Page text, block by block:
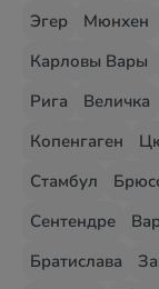
Эгер
Мюнхен
Карловы Вары
Рига
Величка
Копенгаген
Стамбул
Сентендре
Братислава